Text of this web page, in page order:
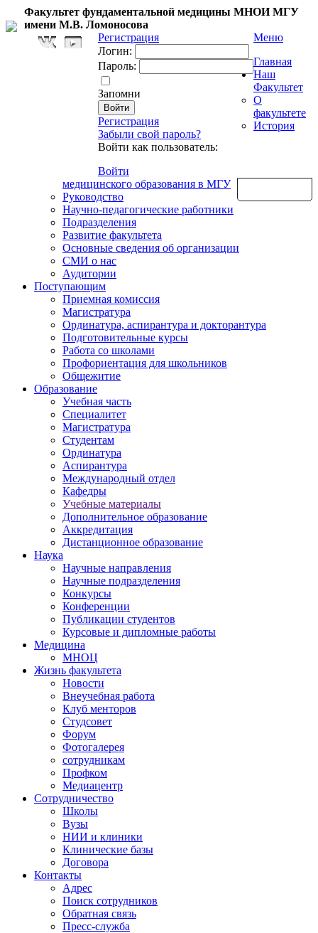
Факультет фундаментальной медицины МНОИ МГУ
имени М.В. Ломоносова
Регистрация
Логин:
Пароль:
Запомни
Регистрация
Забыли свой пароль?
Войти как пользователь:
Войти
Меню
Главная
Наш
Факультет
О
факультете
История
медицинского образования в МГУ
Руководство
Научно-педагогические работники
Подразделения
Развитие факультета
Основные сведения об организации
СМИ о нас
Аудитории
Поступающим
Приемная комиссия
Магистратура
Ординатура, аспирантура и докторантура
Подготовительные курсы
Работа со школами
Профориентация для школьников
Общежитие
Образование
Учебная часть
Специалитет
Магистратура
Студентам
Ординатура
Аспирантура
Международный отдел
Кафедры
Учебные материалы
Дополнительное образование
Аккредитация
Дистанционное образование
Наука
Научные направления
Научные подразделения
Конкурсы
Конференции
Публикации студентов
Курсовые и дипломные работы
Медицина
МНОЦ
Жизнь факультета
Новости
Внеучебная работа
Клуб менторов
Студсовет
Форум
Фотогалерея
сотрудникам
Профком
Медиацентр
Сотрудничество
Школы
Вузы
НИИ и клиники
Клинические базы
Договора
Контакты
Адрес
Поиск сотрудников
Обратная связь
Пресс-служба